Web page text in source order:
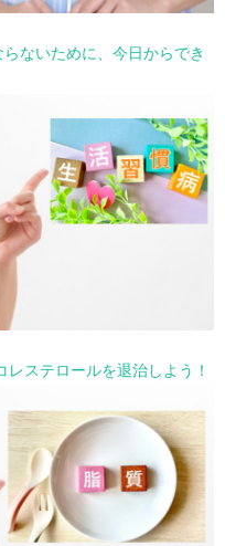
ないために、今日からでき
ステロールを退治しよう！